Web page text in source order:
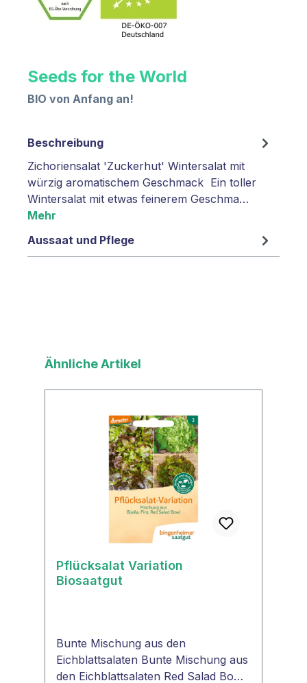
Seeds for the World
BIO von Anfang an!
Beschreibung
Zichoriensalat 'Zuckerhut' Wintersalat mit
würzig aromatischem Geschmack Ein toller
Wintersalat mit etwas feinerem Geschma…
Mehr
Aussaat und Pflege
Produktgalerie überspringen
Ähnliche Artikel
Pflücksalat Variation
Biosaatgut
Bunte Mischung aus den
Eichblattsalaten Bunte Mischung aus
den Eichblattsalaten Red Salad Bowl,